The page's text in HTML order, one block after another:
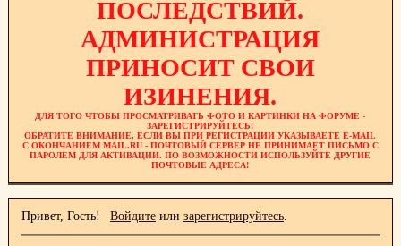
ПОСЛЕДСТВИЙ.
АДМИНИСТРАЦИЯ
ПРИНОСИТ СВОИ
ИЗИНЕНИЯ.
ДЛЯ ТОГО ЧТОБЫ ПРОСМАТРИВАТЬ ФОТО И КАРТИНКИ НА ФОРУМЕ -
ЗАРЕГИСТРИРУЙТЕСЬ!
ОБРАТИТЕ ВНИМАНИЕ, ЕСЛИ ВЫ ПРИ РЕГИСТРАЦИИ УКАЗЫВАЕТЕ E-MAIL
С ОКОНЧАНИЕМ MAIL.RU - ПОЧТОВЫЙ СЕРВЕР НЕ ПРИНИМАЕТ ПИСЬМО С
ПАРОЛЕМ ДЛЯ АКТИВАЦИИ. ПО ВОЗМОЖНОСТИ ИСПОЛЬЗУЙТЕ ДРУГИЕ
ПОЧТОВЫЕ АДРЕСА!
Привет, Гость! Войдитеили зарегистрируйтесь.